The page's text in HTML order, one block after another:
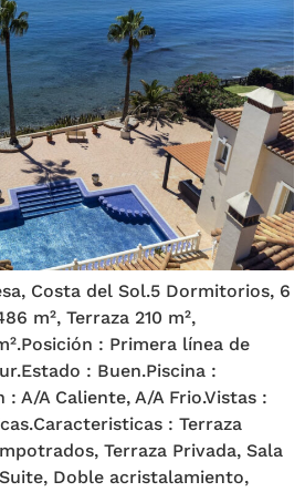
Costa del Sol.5 Dormitorios, 6
m², Terraza 210 m²,
: Primera línea de
: Buen.Piscina :
A/A Caliente, A/A Frio.Vistas :
: Terraza
Terraza Privada, Sala
Doble ‌acristalamiento,